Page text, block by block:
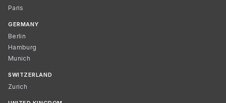
Paris
GERMANY
Berlin
Hamburg
Munich
SWITZERLAND
Zurich